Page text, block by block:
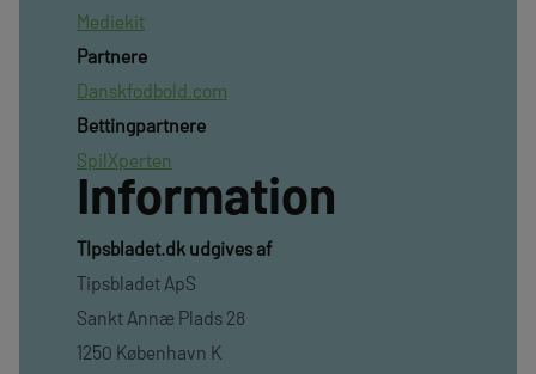
Mediekit
Partnere
Danskfodbold.com
Bettingpartnere
SpilXperten
Information
TIpsbladet.dk udgives af
Tipsbladet ApS
Sankt Annæ Plads 28
1250 København K